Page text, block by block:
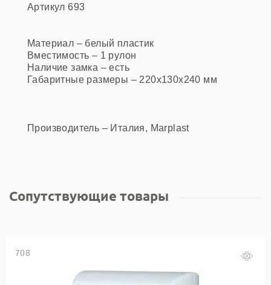
Артикул 693
Материал – белый пластик
Вместимость – 1 рулон
Наличие замка – есть
Габаритные размеры – 220x130x240 мм
Производитель – Италия, Marplast
Сопутствующие товары
708